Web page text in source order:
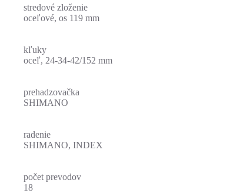
stredové zloženie
oceľové, os 119 mm
kľuky
oceľ, 24-34-42/152 mm
prehadzovačka
SHIMANO
radenie
SHIMANO, INDEX
počet prevodov
18